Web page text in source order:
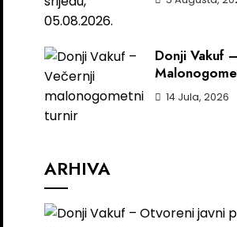
Donji Vakuf
14 Jula, 2026
ARHIVA